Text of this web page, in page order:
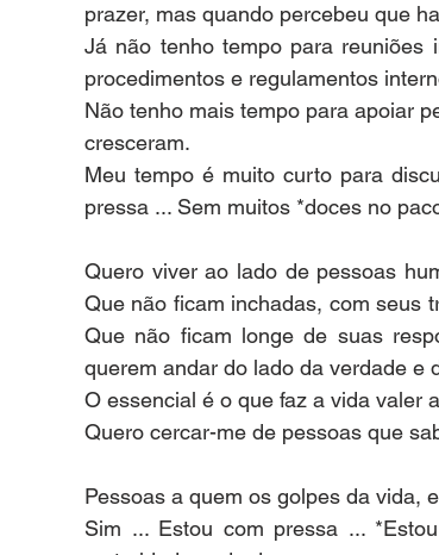
prazer, mas quando percebeu que
Já não tenho tempo para reuniões
procedimentos e regulamentos
Não tenho mais tempo para apoiar
cresceram.
Meu tempo é muito curto para
pressa ... Sem muitos *doces no
Quero viver ao lado de pessoas
Que não ficam inchadas, com seus
Que não ficam longe de suas
querem andar do lado da verdade e
O essencial é o que faz a vida valer
Quero cercar-me de pessoas que
Pessoas a quem os golpes da vida,
Sim ... Estou com pressa ...